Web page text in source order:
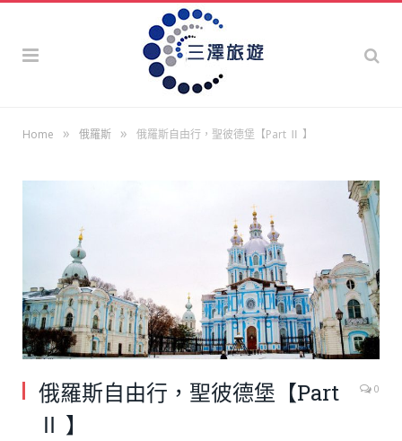
Home » 俄羅斯 » 俄羅斯自由行，聖彼德堡【Part Ⅱ 】
俄羅斯自由行，聖彼德堡【Part
Ⅱ 】
0